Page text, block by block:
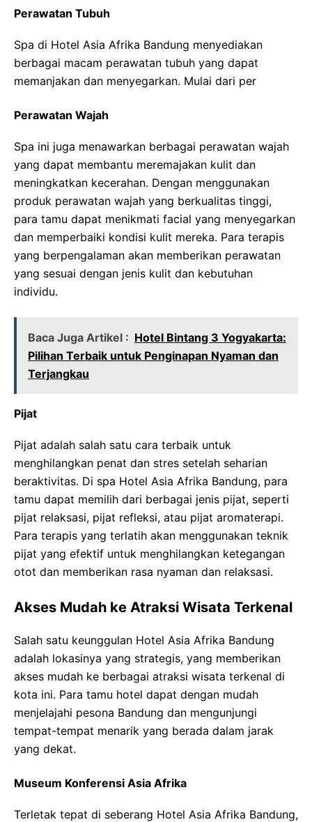
Perawatan Tubuh
Spa di Hotel Asia Afrika Bandung menyediakan
berbagai macam perawatan tubuh yang dapat
memanjakan dan menyegarkan. Mulai dari per
Perawatan Wajah
Spa ini juga menawarkan berbagai perawatan wajah
yang dapat membantu meremajakan kulit dan
meningkatkan kecerahan. Dengan menggunakan
produk perawatan wajah yang berkualitas tinggi,
para tamu dapat menikmati facial yang menyegarkan
dan memperbaiki kondisi kulit mereka. Para terapis
yang berpengalaman akan memberikan perawatan
yang sesuai dengan jenis kulit dan kebutuhan
individu.
Baca Juga Artikel : Hotel Bintang 3 Yogyakarta:
Pilihan Terbaik untuk Penginapan Nyaman dan
Terjangkau
Pijat
Pijat adalah salah satu cara terbaik untuk
menghilangkan penat dan stres setelah seharian
beraktivitas. Di spa Hotel Asia Afrika Bandung, para
tamu dapat memilih dari berbagai jenis pijat, seperti
pijat relaksasi, pijat refleksi, atau pijat aromaterapi.
Para terapis yang terlatih akan menggunakan teknik
pijat yang efektif untuk menghilangkan ketegangan
otot dan memberikan rasa nyaman dan relaksasi.
Akses Mudah ke Atraksi Wisata Terkenal
Salah satu keunggulan Hotel Asia Afrika Bandung
adalah lokasinya yang strategis, yang memberikan
akses mudah ke berbagai atraksi wisata terkenal di
kota ini. Para tamu hotel dapat dengan mudah
menjelajahi pesona Bandung dan mengunjungi
tempat-tempat menarik yang berada dalam jarak
yang dekat.
Museum Konferensi Asia Afrika
Terletak tepat di seberang Hotel Asia Afrika Bandung,